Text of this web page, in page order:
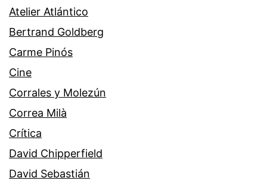
Atelier Atlántico
Bertrand Goldberg
Carme Pinós
Cine
Corrales y Molezún
Correa Milà
Crítica
David Chipperfield
David Sebastián